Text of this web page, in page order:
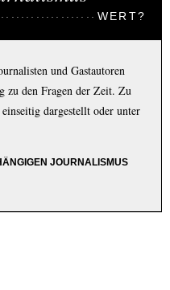
WERT?
und Gastautoren
zu den Fragen der Zeit. Zu
dargestellt oder unter
JOURNALISMUS